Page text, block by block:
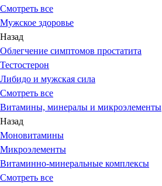
Смотреть все
Мужское здоровье
Назад
Облегчение симптомов простатита
Тестостерон
Либидо и мужская сила
Смотреть все
Витамины, минералы и микроэлементы
Назад
Моновитамины
Микроэлементы
Витаминно-минеральные комплексы
Смотреть все